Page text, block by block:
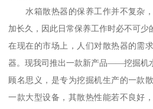
水箱散热器的保养工作并不复杂，
加长久，因此日常保养工作时必不可少
在现在的市场上，人们对散热器的需
器。现我司推出一款新产品——挖掘机
顾名思义，是专为挖掘机生产的一款
一款大型设备，其散热性能若不良好